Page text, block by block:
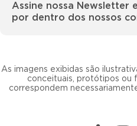
As imagens exibidas são
conceituais, protótipos ou
correspondem
Assine nossa Newsletter
por dentro dos nossos